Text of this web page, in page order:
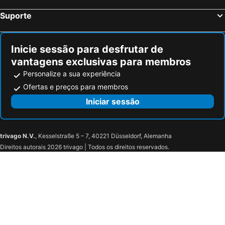
Suporte
Inicie sessão para desfrutar de
vantagens exclusivas para membros
Personalize a sua experiência
Ofertas e preços para membros
Iniciar sessão
trivago N.V., Kesselstraße 5 – 7, 40221 Düsseldorf, Alemanha
Direitos autorais 2026 trivago | Todos os direitos reservados.